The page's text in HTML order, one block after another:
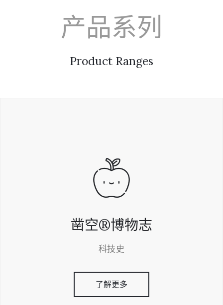
产品系列
Product Ranges
凿空®博物志
科技史
了解更多